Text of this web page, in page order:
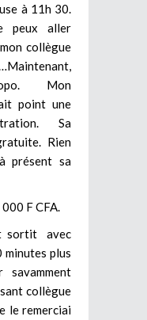
à 11h 30.
peux aller
collègue
Mon
point une
Sa
Rien
présent sa
F CFA.
sortit avec
plus
collègue
le remerciai